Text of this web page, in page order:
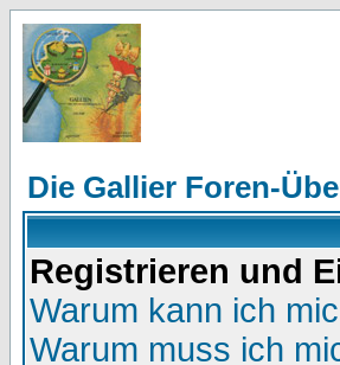
Die Gallier Foren-
Registrieren und
Warum kann ich
Warum muss ich